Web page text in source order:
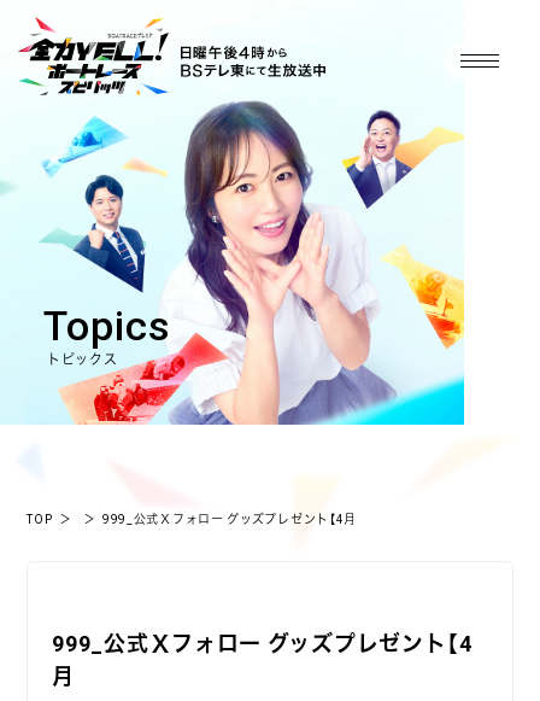
Topics
トピックス
TOP ＞ ＞ 999_公式Ｘフォロー グッズプレゼント【4月
999_公式Ｘフォロー グッズプレゼント【4
月